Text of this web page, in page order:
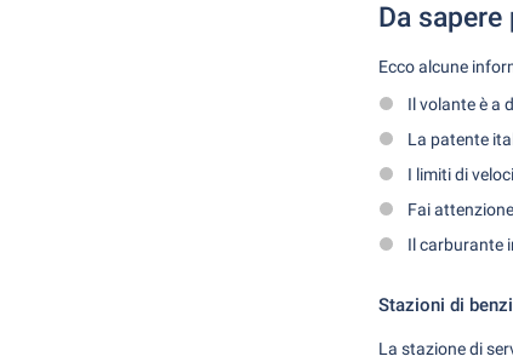
Da
Ecco alcune
Il volante è a
La patente
I limiti di
Fai
Il carburante
Stazioni di
La stazione di